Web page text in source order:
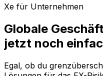
Xe für Unternehmen
Globale
jetzt noch
Egal, ob du